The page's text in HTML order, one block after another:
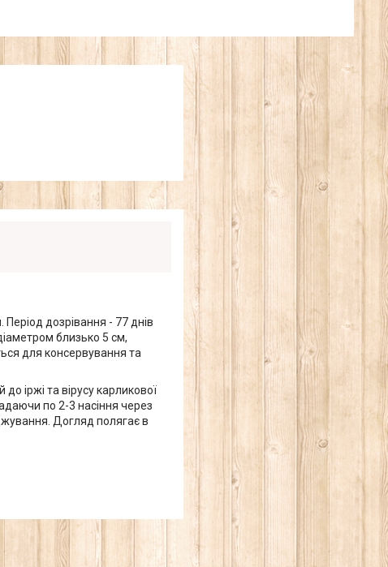
дозрівання - 77 днів
близько 5 см,
для консервування та
іржі та вірусу карликової
по 2-3 насіння через
Догляд полягає в